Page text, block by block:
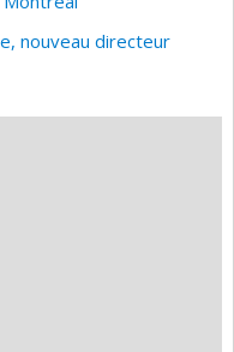
nouveau directeur